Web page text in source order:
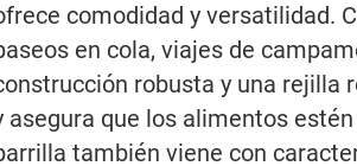
comodidad y versatilidad.
en cola, viajes de
robusta y una rejilla
asegura que los alimentos
también viene con